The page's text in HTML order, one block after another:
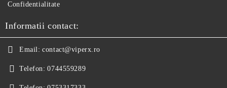
Confidentialitate
Informatii contact:
Email: contact@viperx.ro
Telefon: 0744559289